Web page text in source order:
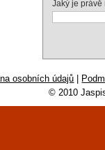
Jaký je právě
osobních údajů |
© 2010